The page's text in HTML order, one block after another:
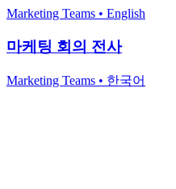
Marketing Teams • English
마케팅 회의 전사
Marketing Teams • 한국어